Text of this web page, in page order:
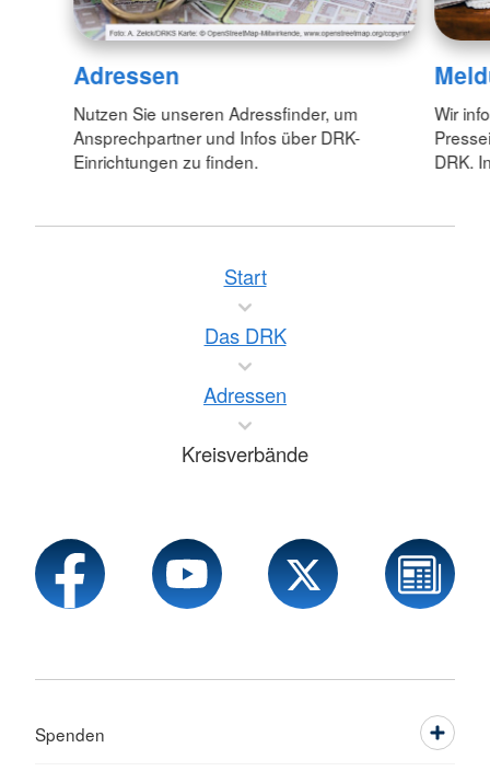
Adressen
Nutzen Sie unseren Adressfinder, um
Ansprechpartner und Infos über DRK-
Einrichtungen zu finden.
Wir
DRK.
Start
Das DRK
Adressen
Kreisverbände
Spenden